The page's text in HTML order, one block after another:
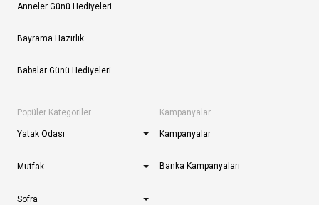
Anneler Günü Hediyeleri
Bayrama Hazırlık
Babalar Günü Hediyeleri
Popüler Kategoriler
Yatak Odası
Mutfak
Sofra
Kampanyalar
Kampanyalar
Banka Kampanyaları